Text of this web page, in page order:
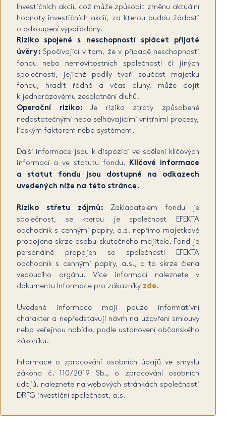
Investičních akcií, což může způsobit změnu aktuální
hodnoty investičních akcií, za kterou budou žádosti
o odkoupení vypořádány.
Riziko spojené s neschopností splácet přijaté
úvěry:Spočívající v tom, že v případě neschopnosti
fondu nebo nemovitostních společností či jiných
společností, jejichž podíly tvoří součást majetku
fondu, hradit řádně a včas dluhy, může dojít
k jednorázovému zesplatnění dluhů.
Operační riziko:Je riziko ztráty způsobené
nedostatečnými nebo selhávajícími vnitřními procesy,
lidským faktorem nebo systémem.
Další informace jsou k dispozici ve sdělení klíčových
informací a ve statutu fondu. Klíčové informace
a statut fondu jsou dostupné na odkazech
uvedených níže na této stránce.
Riziko střetu zájmů: Zakladatelem fondu je
společnost, se kterou je společnost EFEKTA
obchodník s cennými papíry, a.s. nepřímo majetkově
propojena skrze osobu skutečného majitele. Fond je
personálně propojen se společností EFEKTA
obchodník s cennými papíry, a.s., a to skrze člena
vedoucího orgánu. Více informací naleznete v
dokumentu Informace pro zákazníky zde .
Uvedené informace mají pouze informativní
charakter a nepředstavují návrh na uzavření smlouvy
nebo veřejnou nabídku podle ustanovení občanského
zákoníku.
Informace o zpracování osobních údajů ve smyslu
zákona č. 110/2019 Sb., o zpracování osobních
údajů, naleznete na webových stránkách společnosti
DRFG investiční společnost, a.s.